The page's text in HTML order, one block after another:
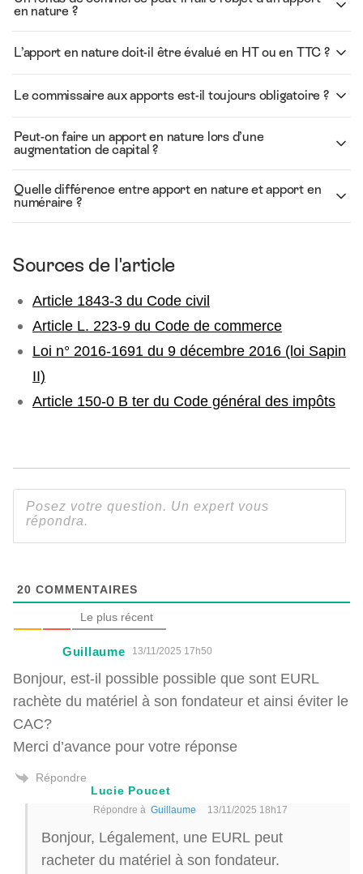
en nature ?
L’apport en nature doit-il être évalué en HT ou en TTC ?
Le commissaire aux apports est-il toujours obligatoire ?
Peut-on faire un apport en nature lors d’une
augmentation de capital ?
Quelle différence entre apport en nature et apport en
numéraire ?
Sources de l'article
Article 1843-3 du Code civil
Article L. 223-9 du Code de commerce
Loi n° 2016-1691 du 9 décembre 2016 (loi Sapin
II)
Article 150-0 B ter du Code général des impôts
20 COMMENTAIRES
Le plus récent
Guillaume 13/11/2025 17h50
Bonjour, est-il possible possible que sont EURL
rachète du matériel à son fondateur et ainsi éviter le
CAC?
Merci d’avance pour votre réponse
Répondre
Lucie Poucet
Répondre à Guillaume 13/11/2025 18h17
Bonjour, Légalement, une EURL peut
racheter du matériel à son fondateur.